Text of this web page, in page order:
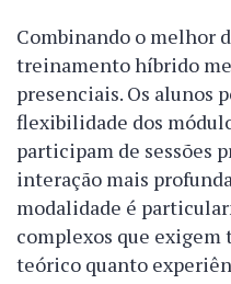
Combinando o melhor
treinamento híbrido
presenciais. Os alunos
flexibilidade dos
participam de sessões
interação mais
modalidade é
complexos que
teórico quanto